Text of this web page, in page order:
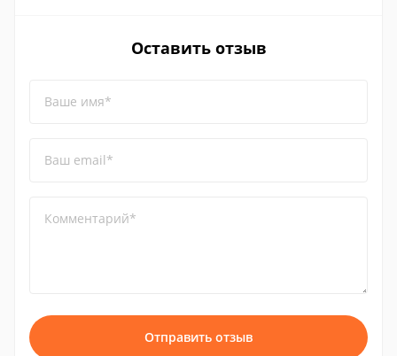
Оставить отзыв
Ваше имя*
Ваш email*
Комментарий*
Отправить отзыв